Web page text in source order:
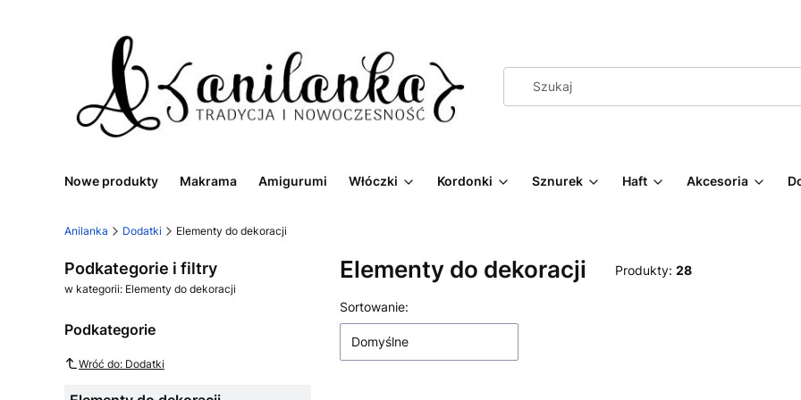
Nowe produkty Makrama Amigurumi Włóczki Kordonki Sznurek Haft Akcesoria
Anilanka Dodatki Elementy do dekoracji
Podkategorie i filtry
w kategorii: Elementy do dekoracji
Podkategorie
Wróć do: Dodatki
Elementy do dekoracji Produkty: 28
Lista produktów
Sortowanie:
Domyślne